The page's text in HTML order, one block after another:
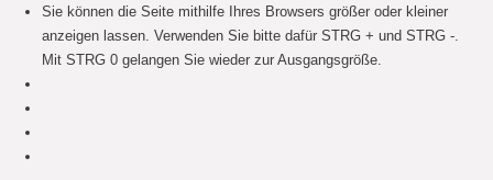
Sie können die Seite mithilfe Ihres Browsers größer oder kleiner
anzeigen lassen. Verwenden Sie bitte dafür STRG + und STRG -.
Mit STRG 0 gelangen Sie wieder zur Ausgangsgröße.